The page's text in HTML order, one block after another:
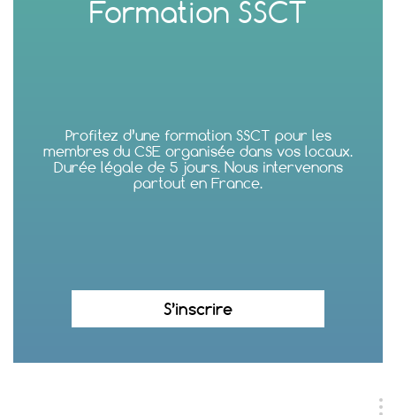
Formation SSCT
Profitez d’une formation SSCT pour les
membres du CSE organisée dans vos locaux.
Durée légale de 5 jours. Nous intervenons
partout en France.
S’inscrire